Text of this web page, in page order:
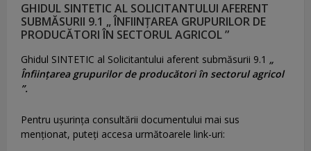
GHIDUL SINTETIC AL SOLICITANTULUI AFERENT
SUBMĂSURII 9.1 „ ÎNFIINȚAREA GRUPURILOR DE
PRODUCĂTORI ÎN SECTORUL AGRICOL ”
Ghidul SINTETIC al Solicitantului aferent submăsurii 9.1 „
Înființarea grupurilor de producători în sectorul agricol
”.
Pentru uşurinţa consultării documentului mai sus
menţionat, puteţi accesa următoarele link-uri: